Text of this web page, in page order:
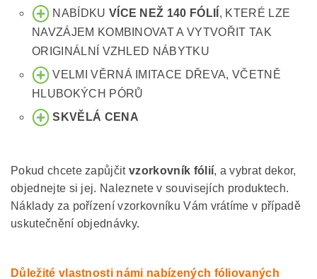
NABÍDKU VÍCE NEŽ 140 FÓLIÍ , KTERÉ LZE
NAVZÁJEM KOMBINOVAT A VYTVOŘIT TAK
ORIGINÁLNÍ VZHLED NÁBYTKU
VELMI VĚRNÁ IMITACE DŘEVA, VČETNĚ
HLUBOKÝCH PÓRŮ
SKVĚLÁ CENA
Pokud chcete zapůjčitvzorkovník fólií, a vybrat dekor,
objednejte si jej. Naleznete v souvisejích produktech.
Náklady za pořízení vzorkovníku Vám vrátíme v případě
uskutečnění objednávky.
Důležité vlastnosti námi nabízených fóliovaných